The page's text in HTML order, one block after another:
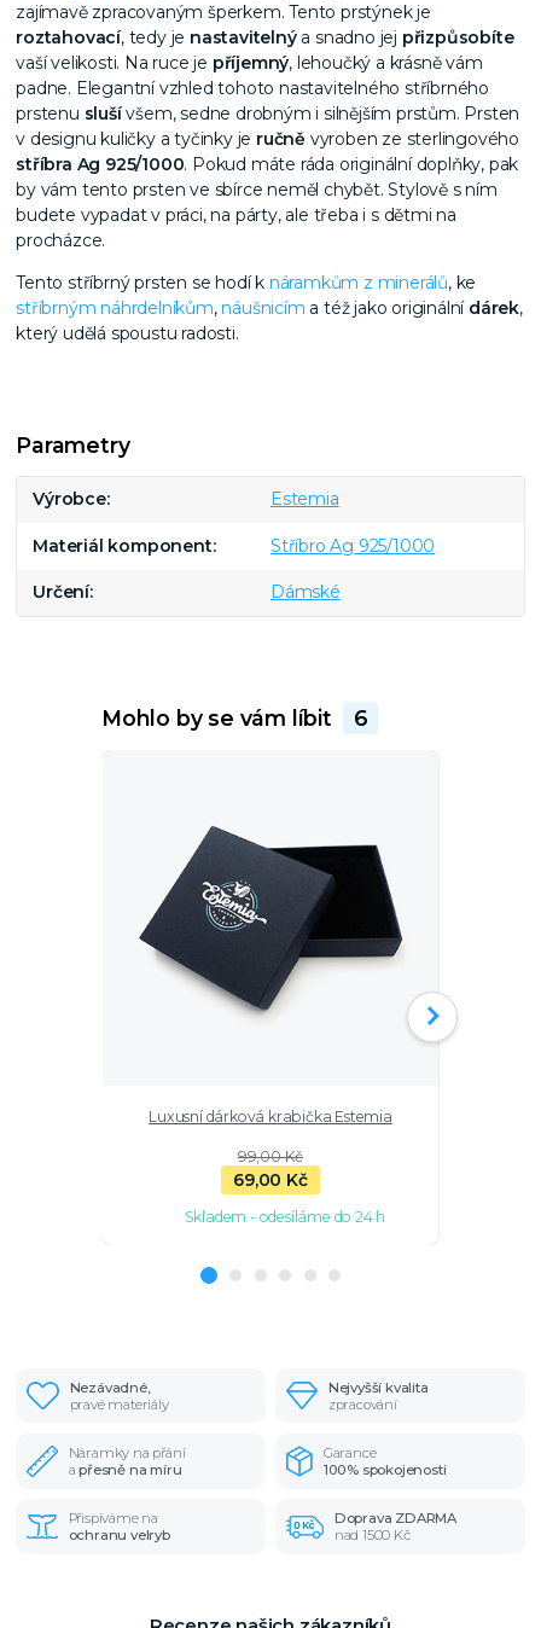
zajímavě zpracovaným šperkem. Tento prstýnek je
roztahovací, tedy je nastavitelnýa snadno jej přizpůsobíte
vaší velikosti. Na ruce je příjemný, lehoučký a krásně vám
padne. Elegantní vzhled tohoto nastavitelného stříbrného
prstenu slušívšem, sedne drobným i silnějším prstům. Prsten
v designu kuličky a tyčinky je ručněvyroben ze sterlingového
stříbra Ag 925/1000. Pokud máte ráda originální doplňky, pak
by vám tento prsten ve sbírce neměl chybět. Stylově s ním
budete vypadat v práci, na párty, ale třeba i s dětmi na
procházce.
Tento stříbrný prsten se hodí k náramkům z minerálů, ke
stříbrným náhrdelníkům, náušnicím a též jako originální dárek,
který udělá spoustu radosti.
Parametry
Výrobce Estemia
Materiál komponent Stříbro Ag 925/1000
Určení Dámské
Mohlo by se vám líbit 6
Luxusní dárková krabička Estemia
99,00 Kč
69,00 Kč
Skladem - odesíláme do 24 h
Nezávadné,
pravé materiály
Nejvyšší kvalita
zpracování
Náramky na přání
apřesně na míru
Garance
100% spokojenosti
Přispíváme na
ochranu velryb
Doprava ZDARMA
nad 1500 Kč